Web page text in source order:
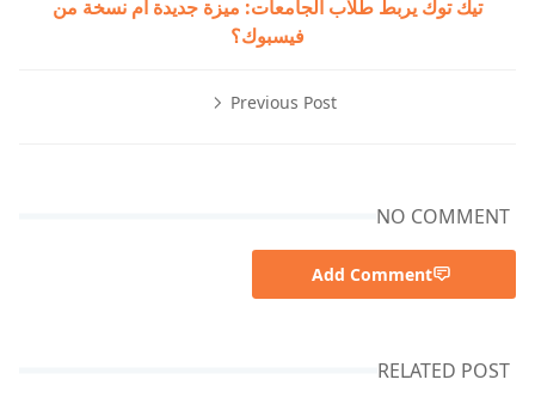
تيك توك يربط طلاب الجامعات: ميزة جديدة أم نسخة من
فيسبوك؟
Previous Post
NO COMMENT
Add Comment
RELATED POST